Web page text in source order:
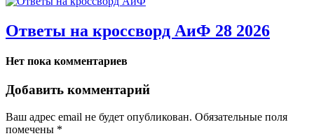
Ответы на кроссворд АиФ 28 2026
Нет пока комментариев
Добавить комментарий
Ваш адрес email не будет опубликован. Обязательные поля
помечены *